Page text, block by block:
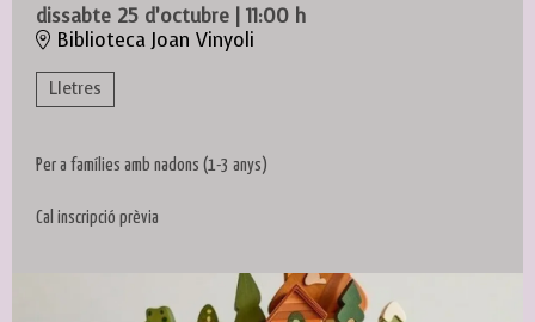
dissabte 25 d’octubre | 11:00 h
Biblioteca Joan Vinyoli
Lletres
Per a famílies amb nadons (1-3 anys)
Cal inscripció prèvia